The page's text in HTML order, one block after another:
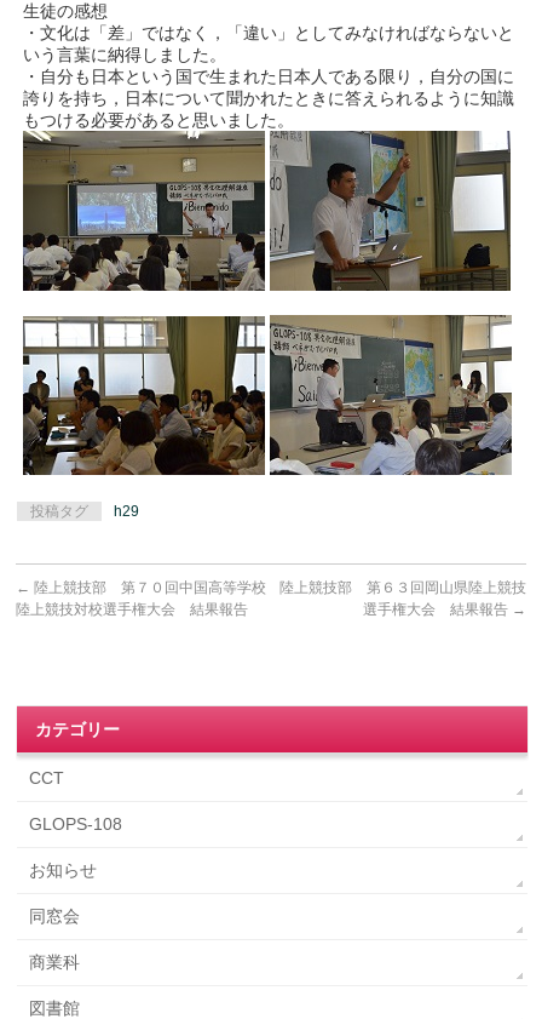
生徒の感想
・文化は「差」ではなく，「違い」としてみなければならないと
いう言葉に納得しました。
・自分も日本という国で生まれた日本人である限り，自分の国に
誇りを持ち，日本について聞かれたときに答えられるように知識
もつける必要があると思いました。
投稿タグ h29
← 陸上競技部 第７０回中国高等学校
陸上競技対校選手権大会 結果報告
陸上競技部 第６３回岡山県陸上競技
選手権大会 結果報告 →
カテゴリー
CCT
GLOPS-108
お知らせ
同窓会
商業科
図書館